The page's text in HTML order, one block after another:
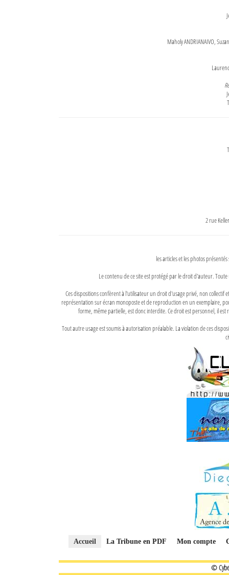
Maholy ANDRIANAIVO,
2 rue
les articles et les photos
Le contenu de ce site est protégé par le droit d'auteur.
Ces dispositions confèrent à l'utilisateur un droit d'usage privé, non
représentation sur écran monoposte et de reproduction en un exemplaire,
forme, même partielle, est donc interdite. Ce droit est personnel, il
Tout autre usage est soumis à autorisation préalable. La violation de ces
Accueil La Tribune en PDF Mon compte
©